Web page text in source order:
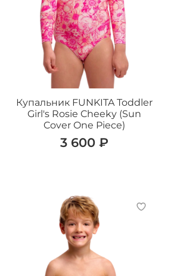
Купальник FUNKITA Toddler
Girl's Rosie Cheeky (Sun
Cover One Piece)
3 600 ₽